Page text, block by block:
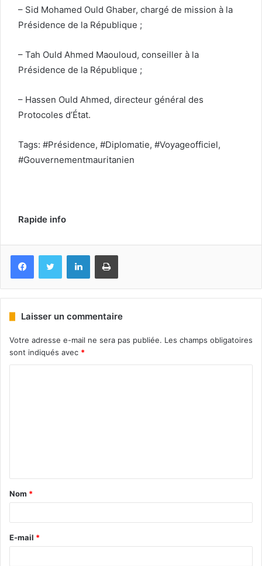
– Sid Mohamed Ould Ghaber, chargé de mission à la
Présidence de la République ;
– Tah Ould Ahmed Maouloud, conseiller à la
Présidence de la République ;
– Hassen Ould Ahmed, directeur général des
Protocoles d’État.
Tags: #Présidence, #Diplomatie, #Voyageofficiel,
#Gouvernementmauritanien
Rapide info
FacebookTwitter LinkedinImprimer
Laisser un commentaire
Votre adresse e-mail ne sera pas publiée. Les champs obligatoires
sont indiqués avec *
Nom *
E-mail *